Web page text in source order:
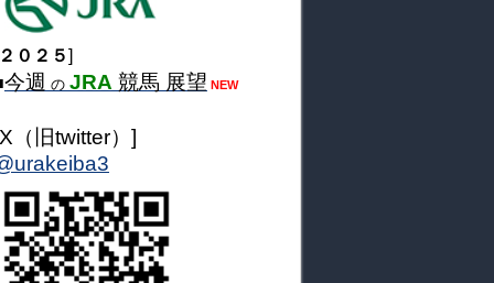
０２５]
今週 の JRA 競馬 展望 NEW
（旧twitter）]